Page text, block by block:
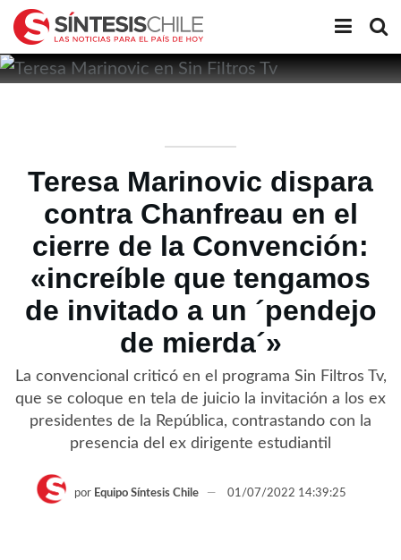
Teresa Marinovic dispara
contra Chanfreau en el
cierre de la Convención:
«increíble que tengamos
de invitado a un ´pendejo
de mierda´»
La convencional criticó en el programa Sin Filtros Tv,
que se coloque en tela de juicio la invitación a los ex
presidentes de la República, contrastando con la
presencia del ex dirigente estudiantil
por Equipo Síntesis Chile 01/07/2022 14:39:25